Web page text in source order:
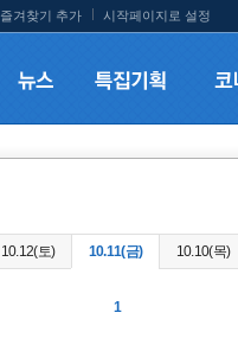
즐겨찾기 추가 시작페이지로 설정
10.12(토) 10.11(금) 10.10(목)
1